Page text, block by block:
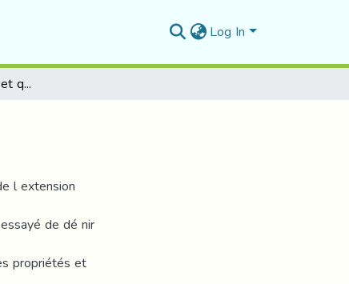
Log In
Extension galoisienne et quelques applications
l extension
de dé nir
propriétés et